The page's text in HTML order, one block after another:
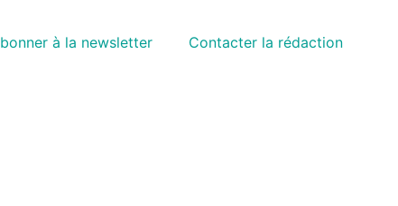
à la newsletter Contacter la rédaction